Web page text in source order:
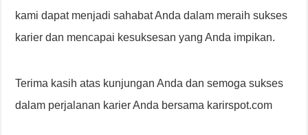
kami dapat menjadi sahabat Anda dalam meraih sukses
karier dan mencapai kesuksesan yang Anda impikan.
Terima kasih atas kunjungan Anda dan semoga sukses
dalam perjalanan karier Anda bersama karirspot.com